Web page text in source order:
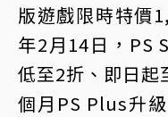
版遊戲限時特價
年2月14日，PS
低至2折、即日起
個月PS Plus升